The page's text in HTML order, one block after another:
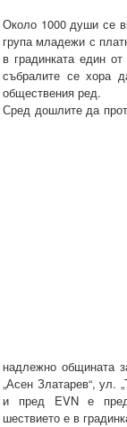
Около 1000 души се
група младежи с
в градинката един
събралите се хора
обществения ред.
Сред дошлите да
надлежно общината
„Асен Златарев“, ул.
и пред EVN е
шествието е в